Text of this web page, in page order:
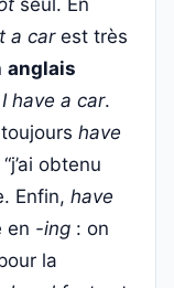
seul. En
a carest très
anglais
I have a car.
have
obtenu
Enfin, have
en -ing : on
la